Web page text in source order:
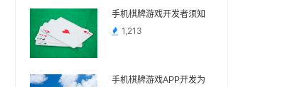
手机棋牌游戏开发者须知
1,213
手机棋牌游戏APP开发为